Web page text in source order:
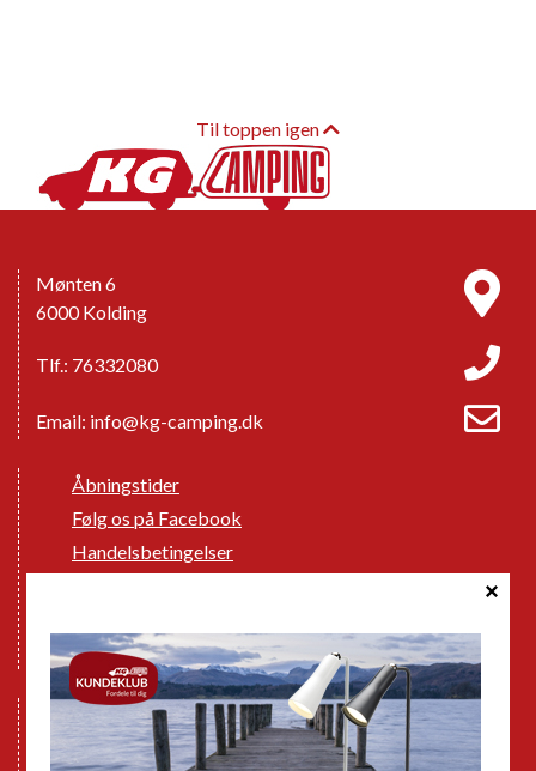
Til toppen igen
Mønten 6
6000 Kolding
Tlf.: 76332080
Email: info@kg-camping.dk
Åbningstider
Følg os på Facebook
Handelsbetingelser
GPDR - Optagelse af foto og video
Nye Campingvogne
Nye Autocampere og Vans